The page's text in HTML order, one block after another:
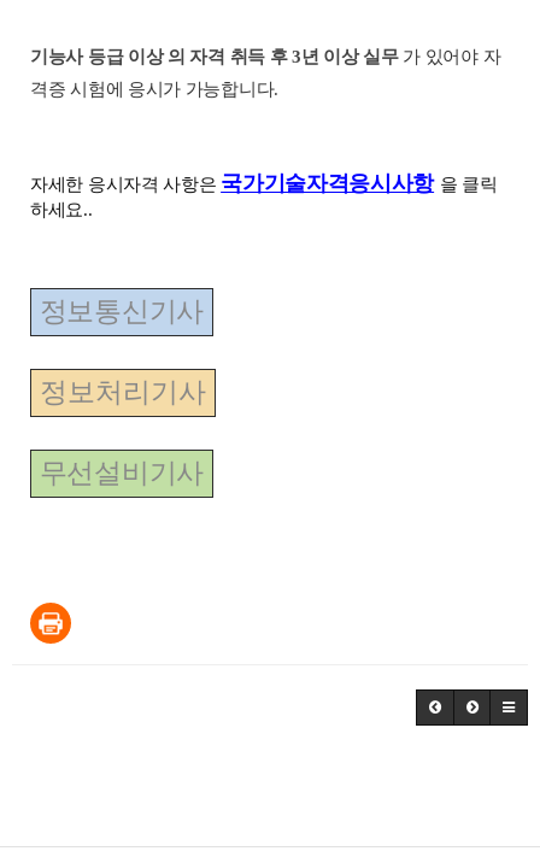
기능사 등급 이상 의 자격 취득 후 3년 이상 실무 가 있어야 자
격증 시험에 응시가 가능합니다.
자세한 응시자격 사항은 국가기술자격응시사항 을 클릭
하세요..
정보통신기사
정보처리기사
무선설비기사